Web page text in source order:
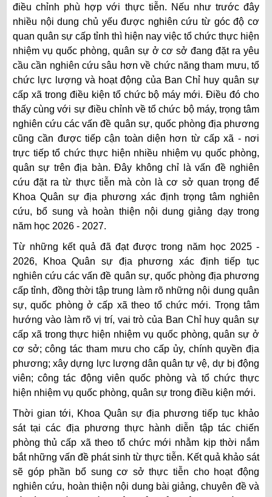
điều chỉnh phù hợp với thực tiễn. Nếu như trước đây
nhiều nội dung chủ yếu được nghiên cứu từ góc độ cơ
quan quân sự cấp tỉnh thì hiện nay việc tổ chức thực hiện
nhiệm vụ quốc phòng, quân sự ở cơ sở đang đặt ra yêu
cầu cần nghiên cứu sâu hơn về chức năng tham mưu, tổ
chức lực lượng và hoạt động của Ban Chỉ huy quân sự
cấp xã trong điều kiện tổ chức bộ máy mới. Điều đó cho
thấy cùng với sự điều chỉnh về tổ chức bộ máy, trọng tâm
nghiên cứu các vấn đề quân sự, quốc phòng địa phương
cũng cần được tiếp cận toàn diện hơn từ cấp xã - nơi
trực tiếp tổ chức thực hiện nhiều nhiệm vụ quốc phòng,
quân sự trên địa bàn. Đây không chỉ là vấn đề nghiên
cứu đặt ra từ thực tiễn mà còn là cơ sở quan trọng để
Khoa Quân sự địa phương xác định trọng tâm nghiên
cứu, bổ sung và hoàn thiện nội dung giảng dạy trong
năm học 2026 - 2027.
Từ những kết quả đã đạt được trong năm học 2025 -
2026, Khoa Quân sự địa phương xác định tiếp tục
nghiên cứu các vấn đề quân sự, quốc phòng địa phương
cấp tỉnh, đồng thời tập trung làm rõ những nội dung quân
sự, quốc phòng ở cấp xã theo tổ chức mới. Trọng tâm
hướng vào làm rõ vị trí, vai trò của Ban Chỉ huy quân sự
cấp xã trong thực hiện nhiệm vụ quốc phòng, quân sự ở
cơ sở; công tác tham mưu cho cấp ủy, chính quyền địa
phương; xây dựng lực lượng dân quân tự vệ, dự bị động
viên; công tác động viên quốc phòng và tổ chức thực
hiện nhiệm vụ quốc phòng, quân sự trong điều kiện mới.
Thời gian tới, Khoa Quân sự địa phương tiếp tục khảo
sát tại các địa phương thực hành diễn tập tác chiến
phòng thủ cấp xã theo tổ chức mới nhằm kịp thời nắm
bắt những vấn đề phát sinh từ thực tiễn. Kết quả khảo sát
sẽ góp phần bổ sung cơ sở thực tiễn cho hoạt động
nghiên cứu, hoàn thiện nội dung bài giảng, chuyên đề và